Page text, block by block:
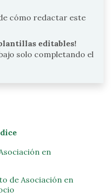
cómo redactar este
editables!
solo completando el
en
de Asociación en